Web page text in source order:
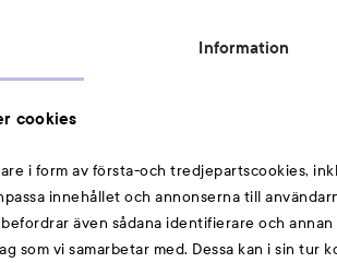
Information
cookies
i form av första-och tredjepartscookies,
innehållet och annonserna till
även sådana identifierare och
som vi samarbetar med. Dessa kan i sin
Michael Edwards Fragrances of the
Cookie Consent
Partners
Du kanske också gillar